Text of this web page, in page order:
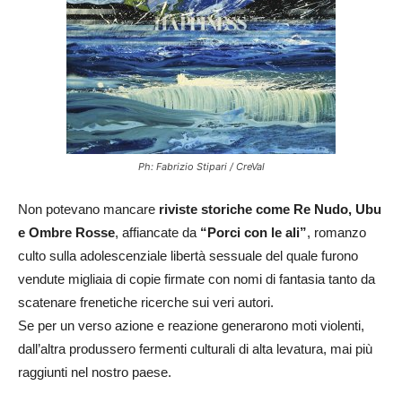
Ph: Fabrizio Stipari / CreVal
Non potevano mancare riviste storiche come Re Nudo, Ubu
e Ombre Rosse, affiancate da “Porci con le ali”, romanzo
culto sulla adolescenziale libertà sessuale del quale furono
vendute migliaia di copie firmate con nomi di fantasia tanto da
scatenare frenetiche ricerche sui veri autori.
Se per un verso azione e reazione generarono moti violenti,
dall’altra produssero fermenti culturali di alta levatura, mai più
raggiunti nel nostro paese.